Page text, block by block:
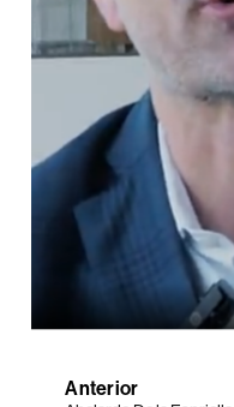
Anterior